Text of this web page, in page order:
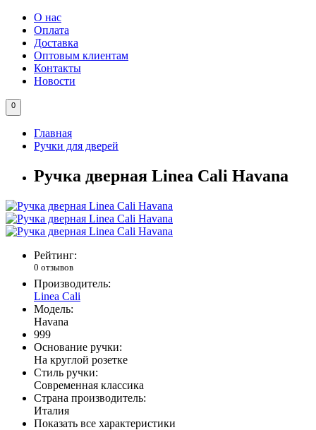
О нас
Оплата
Доставка
Оптовым клиентам
Контакты
Новости
0
Главная
Ручки для дверей
Ручка дверная Linea Cali Havana
Рейтинг:
0 отзывов
Производитель:
Linea Cali
Модель:
Havana
999
Основание ручки:
На круглой розетке
Стиль ручки:
Современная классика
Страна производитель:
Италия
Показать все характеристики